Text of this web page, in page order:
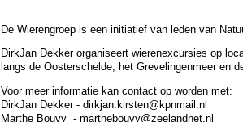
De Wierengroep is een initiatief van leden van
DirkJan Dekker organiseert wierenexcursies op
langs de Oosterschelde, het Grevelingenmeer en
Voor meer informatie kan contact op worden met:
DirkJan Dekker - dirkjan.kirsten@kpnmail.nl
Marthe Bouvy - marthebouvy@zeelandnet.nl